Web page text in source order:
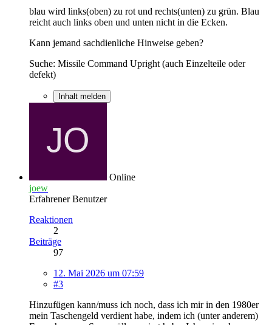
blau wird links(oben) zu rot und rechts(unten) zu grün. Blau
reicht auch links oben und unten nicht in die Ecken.
Kann jemand sachdienliche Hinweise geben?
Suche: Missile Command Upright (auch Einzelteile oder
defekt)
Inhalt melden
Online
joew
Erfahrener Benutzer
Reaktionen
2
Beiträge
97
12. Mai 2026 um 07:59
#3
Hinzufügen kann/muss ich noch, dass ich mir in den 1980er
mein Taschengeld verdient habe, indem ich (unter anderem)